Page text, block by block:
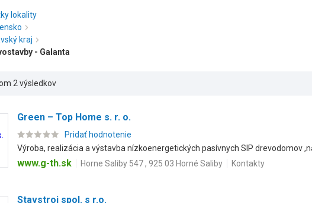
lokality
kraj
- Galanta
2 výsledkov
Green – Top Home s. r. o.
Pridať hodnotenie
Výroba, realizácia a výstavba nízkoenergetických pasívnych SIP drevodomov
www.g-th.sk Horne Saliby 547 , 925 03 Horné Saliby Kontakty
Stavstroj spol. s r.o.